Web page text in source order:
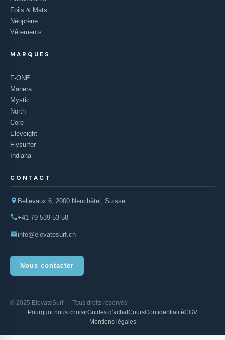
Foils & Mats
Néoprène
Vêtements
MARQUES
F-ONE
Manera
Mystic
North
Core
Eleveight
Flysurfer
Indiana
CONTACT
Bellevaux 6, 2000 Neuchâtel, Suisse
+41 79 539 53 58
info@elevatesurf.ch
Nous contacter
© 2025 ElevateSurf — Tous droits réservés
Pourquoi nous choisirGuides d'achatCoursConfidentialitéCGV
Mentions légales